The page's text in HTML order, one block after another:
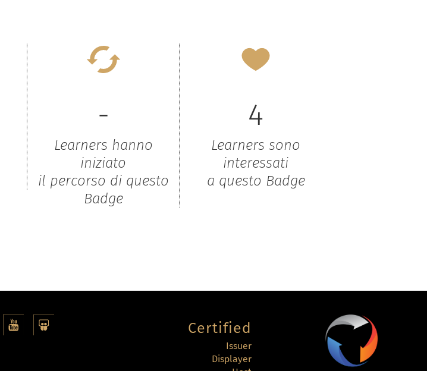
-
Learners hanno
iniziato
il percorso di questo
Badge
4
Learners sono
interessati
a questo Badge
Certified
Issuer
Displayer